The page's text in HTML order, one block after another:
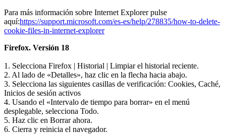
Para más información sobre Internet Explorer pulse
aquí:https://support.microsoft.com/es-es/help/278835/how-to-delete-
cookie-files-in-internet-explorer
Firefox. Versión 18
1. Selecciona Firefox | Historial | Limpiar el historial reciente.
2. Al lado de «Detalles», haz clic en la flecha hacia abajo.
3. Selecciona las siguientes casillas de verificación: Cookies, Caché,
Inicios de sesión activos
4. Usando el «Intervalo de tiempo para borrar» en el menú
desplegable, selecciona Todo.
5. Haz clic en Borrar ahora.
6. Cierra y reinicia el navegador.